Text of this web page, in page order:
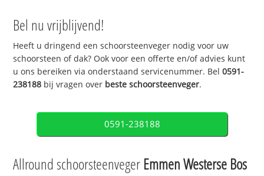
Bel nu vrijblijvend!
Heeft u dringend een schoorsteenveger nodig voor uw
schoorsteen of dak? Ook voor een offerte en/of advies kunt
u ons bereiken via onderstaand servicenummer. Bel0591-
238188 bij vragen over beste schoorsteenveger.
0591-238188
Allround schoorsteenveger Emmen Westerse Bos